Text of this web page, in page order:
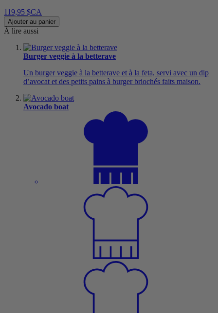
119,95 $CA
Ajouter au panier
À lire aussi
Burger veggie à la betterave
Un burger veggie à la betterave et à la feta, servi avec un dip
d’avocat et des petits pains à burger briochés faits maison.
Avocado boat